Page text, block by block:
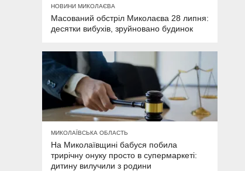
НОВИНИ МИКОЛАЄВА
Масований обстріл Миколаєва 28 липня:
десятки вибухів, зруйновано будинок
МИКОЛАЇВСЬКА ОБЛАСТЬ
На Миколаївщині бабуся побила
трирічну онуку просто в супермаркеті:
дитину вилучили з родини